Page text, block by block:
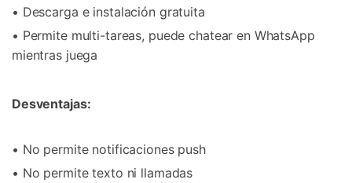
• Descarga e instalación gratuita
• Permite multi-tareas, puede chatear en WhatsApp
mientras juega
Desventajas:
• No permite notificaciones push
• No permite texto ni llamadas